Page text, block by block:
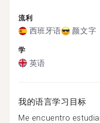
流利
西班牙语 颜文字
学
英语
我的语言学习目标
Me encuentro